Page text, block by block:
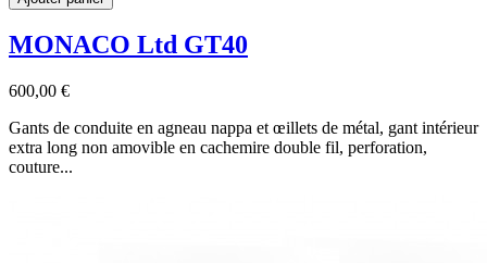
MONACO Ltd GT40
600,00 €
Gants de conduite en agneau nappa et œillets de métal, gant intérieur
extra long non amovible en cachemire double fil, perforation,
couture...